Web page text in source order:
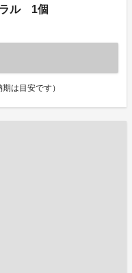
ラル 1個
は目安です）